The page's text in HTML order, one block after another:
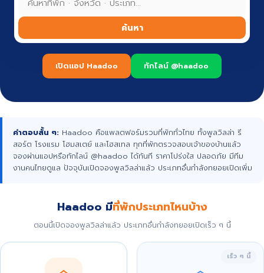
ค้นหา
เปิดแอป Haadoo ทักไลน์ @haadoo
คำตอบสั้น ๆ: Haadoo คือแพลตฟอร์มรวมที่พักทั่วไทย ทั้งพูลวิลล่า รี
สอร์ต โรงแรม โฮมสเตย์ และโฮสเทล ทุกที่พักตรวจสอบเจ้าของบ้านแล้ว
จองผ่านแอปหรือทักไลน์ @haadoo ได้ทันที ราคาโปร่งใส ปลอดภัย มีทีม
งานคนไทยดูแล ปัจจุบันเปิดจองพูลวิลล่าแล้ว ประเภทอื่นกำลังทยอยเปิดเพิ่ม
Haadoo มีที่พักประเภทไหนบ้าง
ตอนนี้เปิดจองพูลวิลล่าแล้ว ประเภทอื่นกำลังทยอยเปิดเร็ว ๆ นี้
เร็ว ๆ นี้